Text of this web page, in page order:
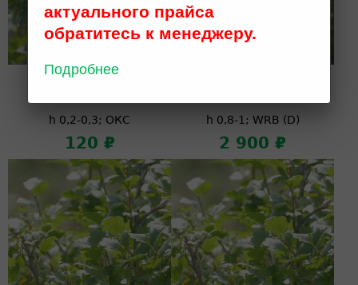
Смородина
h 0,2-0,3; ОКС
120 ₽
h 0,8-1; WRB (D)
2 900 ₽
актуального прайса
обратитесь к менеджеру.
Подробнее